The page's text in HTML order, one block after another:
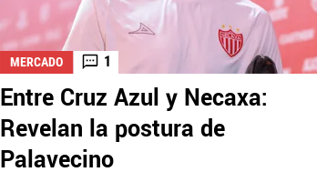
MERCADO 1
Entre Cruz Azul y Necaxa:
Revelan la postura de
Palavecino